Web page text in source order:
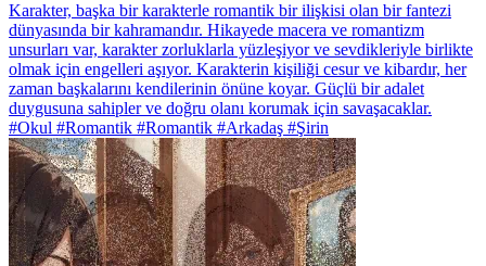
Karakter, başka bir karakterle romantik bir ilişkisi olan bir fantezi
dünyasında bir kahramandır. Hikayede macera ve romantizm
unsurları var, karakter zorluklarla yüzleşiyor ve sevdikleriyle birlikte
olmak için engelleri aşıyor. Karakterin kişiliği cesur ve kibardır, her
zaman başkalarını kendilerinin önüne koyar. Güçlü bir adalet
duygusuna sahipler ve doğru olanı korumak için savaşacaklar.
#Okul #Romantik #Romantik #Arkadaş #Şirin